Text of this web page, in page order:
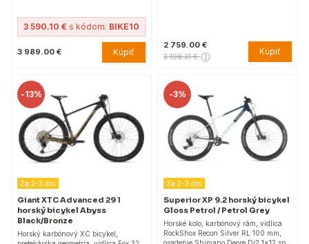
3 590.10 € s kódom: BIKE10
3 989.00 € Kúpiť
2 759.00 €
3 198.31 € Kúpiť
-13%
Za 2-3 dni
Giant XTC Advanced 29 1
horský bicykel Abyss
Black/Bronze
Horský karbónový XC bicykel,
-3%
Za 2-3 dni
Superior XP 9.2 horský bicykel
Gloss Petrol / Petrol Grey
Horské kolo, karbónový rám, vidlica
RockShox Recon Silver RL 100 mm,